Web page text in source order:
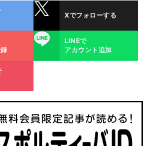
Xでフォローする
LINE
LINEで
アカウント追加